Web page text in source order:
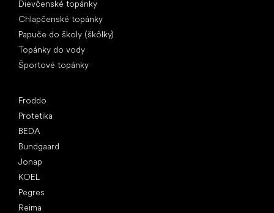
Dievčenské topánky
Chlapčenské topánky
Papuče do školy (škôlky)
Topánky do vody
Športové topánky
Froddo
Protetika
BEDA
Bundgaard
Jonap
KOEL
Pegres
Reima